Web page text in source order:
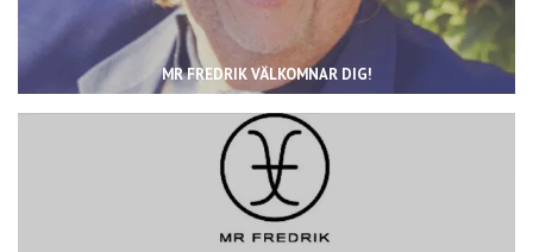
MR FREDRIK VÄLKOMNAR DIG!